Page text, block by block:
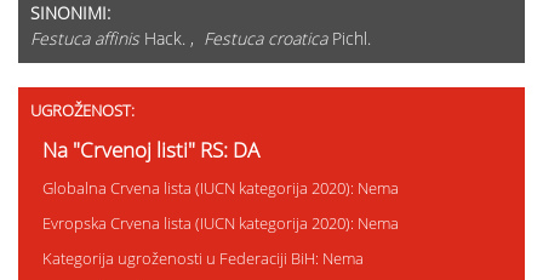
SINONIMI:
Festuca affinis Hack. , Festuca croaticaPichl.
UGROŽENOST:
Na "Crvenoj listi" RS: DA
Globalna Crvena lista (IUCN kategorija 2020): Nema
Evropska Crvena lista (IUCN kategorija 2020): Nema
Kategorija ugroženosti u Federaciji BiH: Nema